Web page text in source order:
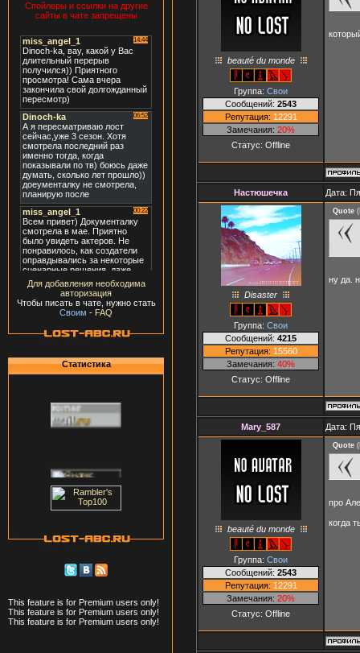
Спойлеры и ссылки на другие
сайты в чате запрещены
Для добавления необходима
авторизация
Чтобы писать в чате, нужно стать
Своим - FAQ
Статистика
This feature is for Premium users only!
This feature is for Premium users only!
This feature is for Premium users only!
beauté du monde
Группа: Свои
Сообщений: 2543
Репутация: 12291
Замечания: 20%
Статус: Offline
Настюшечка Дата:
Disaster
Группа: Свои
Сообщений: 4215
Репутация: 15560
Замечания: 40%
Статус: Offline
Quote (
ну да.
Mary_587 Дата:
beauté du monde
Группа: Свои
Сообщений: 2543
Репутация: 12291
Замечания: 20%
Статус: Offline
Quote (
про
когда